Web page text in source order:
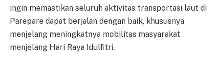
ingin memastikan seluruh aktivitas transportasi laut di
Parepare dapat berjalan dengan baik, khususnya
menjelang meningkatnya mobilitas masyarakat
menjelang Hari Raya Idulfitri.